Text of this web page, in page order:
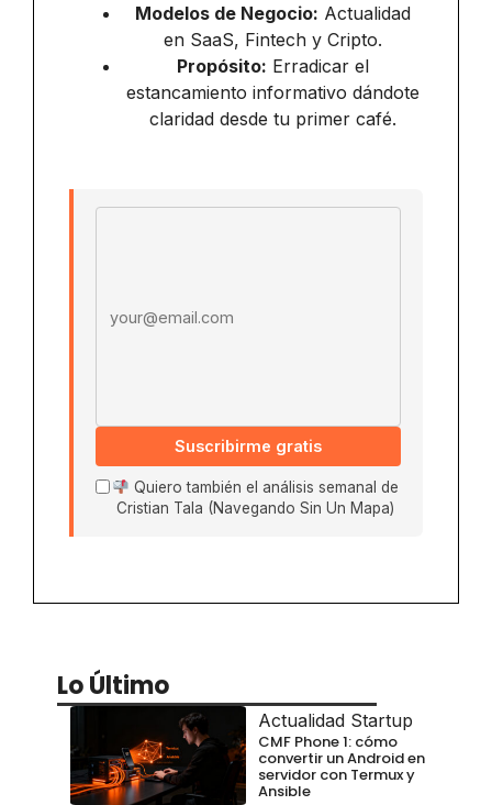
Modelos de Negocio: Actualidad
en SaaS, Fintech y Cripto.
Propósito: Erradicar el
estancamiento informativo dándote
claridad desde tu primer café.
Suscribirme gratis
Quiero también el análisis semanal de
Cristian Tala (Navegando Sin Un Mapa)
Lo Último
Actualidad Startup
CMF Phone 1: cómo
convertir un Android en
servidor con Termux y
Ansible